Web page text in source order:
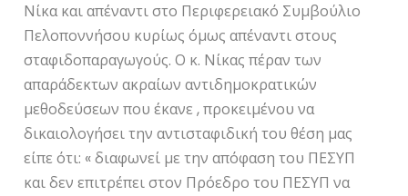
Νίκα και απέναντι στο Περιφερειακό Συμβούλιο
Πελοποννήσου κυρίως όμως απέναντι στους
σταφιδοπαραγωγούς. Ο κ. Νίκας πέραν των
απαράδεκτων ακραίων αντιδημοκρατικών
μεθοδεύσεων που έκανε , προκειμένου να
δικαιολογήσει την αντισταφιδική του θέση μας
είπε ότι: « διαφωνεί με την απόφαση του ΠΕΣΥΠ
και δεν επιτρέπει στον Πρόεδρο του ΠΕΣΥΠ να